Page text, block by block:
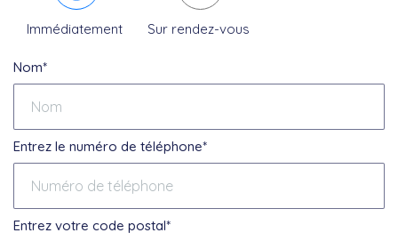
Immédiatement Sur rendez-vous
Nom*
Entrez le numéro de téléphone*
Entrez votre code postal*